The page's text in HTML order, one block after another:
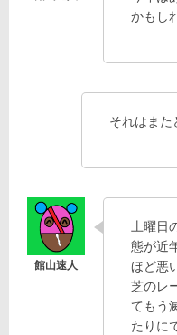
かもし
それはまた
土曜日
態が近
ほど悪
芝のレ
てもう
たりに